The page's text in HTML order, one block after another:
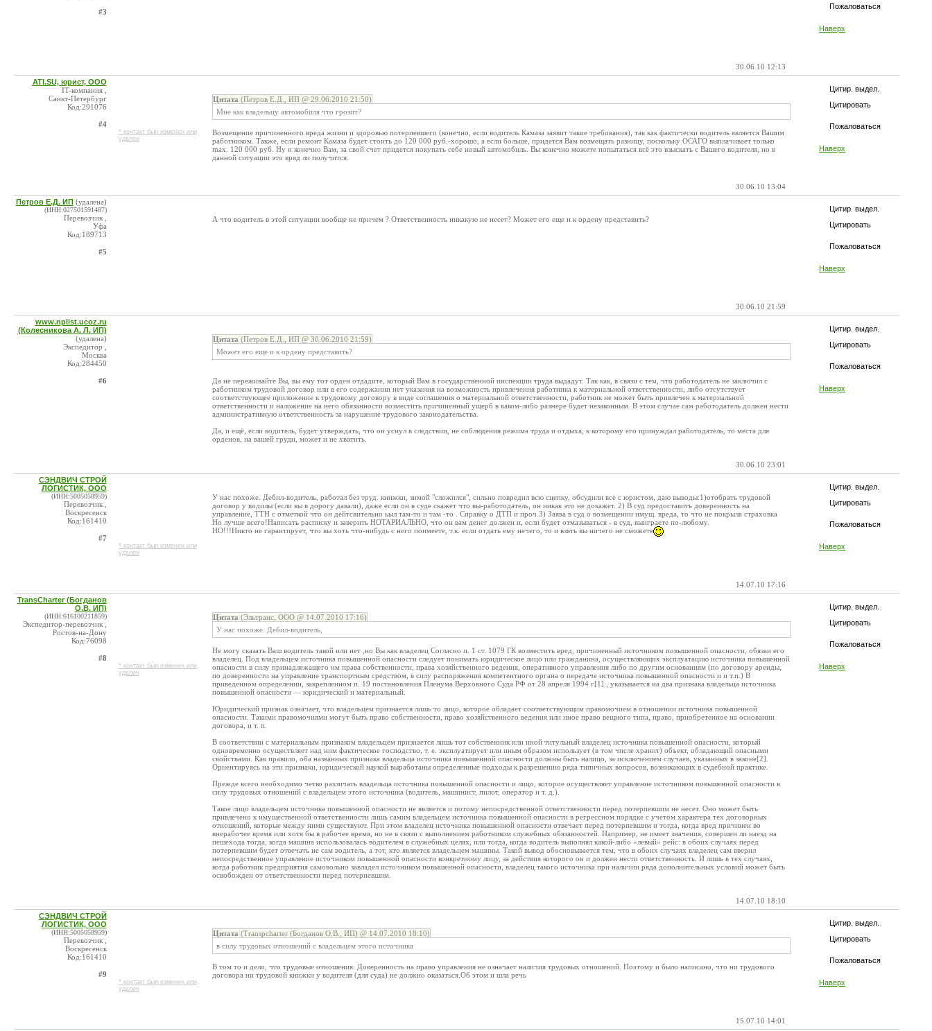
Пожаловаться
Наверх
#3
30.06.10 12:13
Цитир. выдел.
Цитировать
Пожаловаться
Наверх
ATI.SU, юрист, ООО
IT-компания ,
Санкт-Петербург
Код:291076
#4
* контакт был изменен или
удален
Цитата (Петров Е.Д., ИП @ 29.06.2010 21:50)
Мне как владельцу автомобиля что грозит?
Возмещение причиненного вреда жизни и здоровью потерпевшего (конечно, если водитель Камаза заявит такие требования), так как фактически водитель является Вашим
работником. Также, если ремонт Камаза будет стоить до 120 000 руб.-хорошо, а если больше, придется Вам возмещать разницу, поскольку ОСАГО выплачивает только
max. 120 000 руб. Ну и конечно Вам, за свой счет придется покупать себе новый автомобиль. Вы конечно можете попытаться всё это взыскать с Вашего водителя, но в
данной ситуации это вряд ли получится.
30.06.10 13:04
Цитир. выдел.
Цитировать
Пожаловаться
Наверх
Петров Е.Д. ИП (удалена)
(ИНН:027501591487)
Перевозчик ,
Уфа
Код:189713
#5
А что водитель в этой ситуации вообще не причем ? Ответственность никакую не несет? Может его еще и к ордену представить?
30.06.10 21:59
Цитир. выдел.
Цитировать
Пожаловаться
Наверх
www.nplist.ucoz.ru
(Колесникова А. Л. ИП)
(удалена)
Экспедитор ,
Москва
Код:284450
#6
Цитата (Петров Е.Д., ИП @ 30.06.2010 21:59)
Может его еще и к ордену представить?
Да не переживайте Вы, вы ему тот орден отдадите, который Вам в государственной инспекции труда выдадут. Так как, в связи с тем, что работодатель не заключил с
работником трудовой договор или в его содержании нет указания на возможность привлечения работника к материальной ответственности, либо отсутствует
соответствующее приложение к трудовому договору в виде соглашения о материальной ответственности, работник не может быть привлечен к материальной
ответственности и наложение на него обязанности возместить причиненный ущерб в каком-либо размере будет незаконным. В этом случае сам работодатель должен нести
административную ответственность за нарушение трудового законодательства.
Да, и ещё, если водитель, будет утверждать, что он уснул в следствии, не соблюдения режима труда и отдыха, к которому его принуждал работодатель, то места для
орденов, на вашей груди, может и не хватить.
30.06.10 23:01
Цитир. выдел.
Цитировать
Пожаловаться
Наверх
СЭНДВИЧ СТРОЙ
ЛОГИСТИК, ООО
(ИНН:5005058959)
Перевозчик ,
Воскресенск
Код:161410
#7
* контакт был изменен или
удален
У нас похоже. Дебил-водитель, работал без труд. книжки, зимой "сложился", сильно повредил всю сцепку, обсудили все с юристом, даю выводы:1)отобрать трудовой
договор у водилы (если вы в дорогу давали), даже если он в суде скажет что вы-работодатель, он никак это не докажет. 2) В суд предоставить доверенность на
управление, ТТН с отметкой что он дейтсвительно ьыл там-то и там -то . Справку о ДТП и проч.3) Заява в суд о возмещении имущ. вреда, то что не покрыла страховка
Но лучше всего!Написать расписку и заверить НОТАРИАЛЬНО, что он вам денег должен и, если будет отмазываться - в суд, выиграете по-любому.
НО!!!Никто не гарантирует, что вы хоть что-нибудь с него поимеете, т.к. если отдать ему нечего, то и взять вы ничего не сможете
14.07.10 17:16
Цитир. выдел.
Цитировать
Пожаловаться
Наверх
TransCharter (Богданов
О.В. ИП)
(ИНН:616100211859)
Экспедитор-перевозчик ,
Ростов-на-Дону
Код:76098
#8
* контакт был изменен или
удален
Цитата (Эльтранс, ООО @ 14.07.2010 17:16)
У нас похоже. Дебил-водитель,
Не могу сказать Ваш водитель такой или нет ,но Вы как владелец Согласно п. 1 ст. 1079 ГК возместить вред, причиненный источником повышенной опасности, обязан его
владелец. Под владельцем источника повышенной опасности следует понимать юридическое лицо или гражданина, осуществляющих эксплуатацию источника повышенной
опасности в силу принадлежащего им права собственности, права хозяйственного ведения, оперативного управления либо по другим основаниям (по договору аренды,
по доверенности на управление транспортным средством, в силу распоряжения компетентного органа о передаче источника повышенной опасности и и т.п.) В
приведенном определении, закрепленном п. 19 постановления Пленума Верховного Суда РФ от 28 апреля 1994 г[1]., указывается на два признака владельца источника
повышенной опасности — юридический и материальный.
Юридический признак означает, что владельцем признается лишь то лицо, которое обладает соответствующим правомочием в отношении источника повышенной
опасности. Такими правомочиями могут быть право собственности, право хозяйственного ведения или иное право вещного типа, право, приобретенное на основании
договора, и т. п.
В соответствии с материальным признаком владельцем признается лишь тот собственник или иной титульный владелец источника повышенной опасности, который
одновременно осуществляет над ним фактическое господство, т. е. эксплуатирует или иным образом использует (в том числе хранит) объект, обладающий опасными
свойствами. Как правило, оба названных признака владельца источника повышенной опасности должны быть налицо, за исключением случаев, указанных в законе[2].
Ориентируясь на эти признаки, юридической наукой выработаны определенные подходы к разрешению ряда типичных вопросов, возникающих в судебной практике.
Прежде всего необходимо четко различать владельца источника повышенной опасности и лицо, которое осуществляет управление источником повышенной опасности в
силу трудовых отношений с владельцем этого источника (водитель, машинист, пилот, оператор и т. д.).
Такое лицо владельцем источника повышенной опасности не является и потому непосредственной ответственности перед потерпевшим не несет. Оно может быть
привлечено к имущественной ответственности лишь самим владельцем источника повышенной опасности в регрессном порядке с учетом характера тех договорных
отношений, которые между ними существуют. При этом владелец источника повышенной опасности отвечает перед потерпевшим и тогда, когда вред причинен во
внерабочее время или хотя бы в рабочее время, но не в связи с выполнением работником служебных обязанностей. Например, не имеет значения, совершен ли наезд на
пешехода тогда, когда машина использовалась водителем в служебных целях, или тогда, когда водитель выполнял какой-либо «левый» рейс: в обоих случаях перед
потерпевшим будет отвечать не сам водитель, а тот, кто является владельцем машины. Такой вывод обосновывается тем, что в обоих случаях владелец сам вверил
непосредственное управление источником повышенной опасности конкретному лицу, за действия которого он и должен нести ответственность. И лишь в тех случаях,
когда работник предприятия самовольно завладел источником повышенной опасности, владелец такого источника при наличии ряда дополнительных условий может быть
освобожден от ответственности перед потерпевшим.
14.07.10 18:10
Цитир. выдел.
Цитировать
Пожаловаться
Наверх
СЭНДВИЧ СТРОЙ
ЛОГИСТИК, ООО
(ИНН:5005058959)
Перевозчик ,
Воскресенск
Код:161410
#9
* контакт был изменен или
удален
Цитата (Transpcharter (Богданов О.В., ИП) @ 14.07.2010 18:10)
в силу трудовых отношений с владельцем этого источника
В том то и дело, что трудовые отношения. Доверенность на право управления не означает наличия трудовых отношений. Поэтому и было написано, что ни трудового
договора ни трудовой книжки у водителя (для суда) не должно оказаться.Об этом и шла речь
15.07.10 14:01